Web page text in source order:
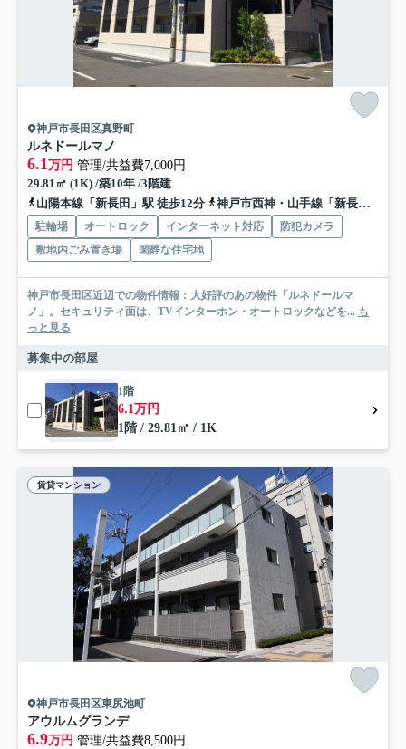
神戸市長田区真野町
ルネドールマノ
6.1 万円 管理/共益費7,000円
29.81㎡ (1K) /築10年 /3階建
山陽本線「新長田」駅 徒歩12分
神戸市西神・山手線「新長田」駅 徒歩12分
駐輪場 オートロック インターネット対応
防犯カメラ
敷地内ごみ置き場
閑静な住宅地
神戸市長田区近辺での物件情報：大好評のあの物件「ルネドールマ
ノ」。セキュリティ面は、TVインターホン・オートロックなどを... も
っと見る
募集中の部屋
1階
6.1万円
1階 / 29.81㎡ / 1K
賃貸マンション
神戸市長田区東尻池町
アウルムグランデ
6.9万円 管理/共益費8,500円